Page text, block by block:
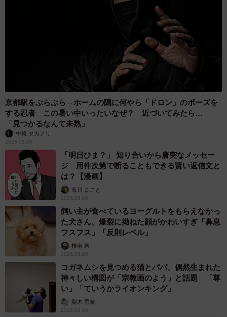
京都駅をぶらぶら→ホームの隅に何やら「ドロン」のポーズを
する忍者 この暑い中いったいなぜ？ 近づいてみたら…
「見つかるなんて未熟」
中将 タカノリ
2026.08.06
「明日ひま？」 知り合いから唐突なメッセー
ジ 用件次第で断ることもできる賢い返信文と
は？【漫画】
海川 まこと
2026.08.06
飼い主が食べているヨーグルトをもらえなかっ
た犬さん、爆裂に拗ねた顔がかわいすぎ「鼻息
フスフス」「反則レベル」
椎名 碧
2026.08.06
コガネムシを見つめる猫とパパ、偶然生まれた
神々しい構図が「宗教画のよう」と話題 「尊
い」「ていうかライオンキング」
梨木 香奈
2026.08.06